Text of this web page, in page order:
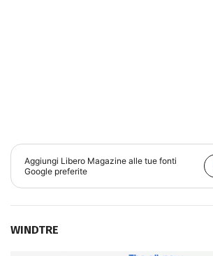
Aggiungi Libero Magazine alle tue fonti
Google preferite
WINDTRE